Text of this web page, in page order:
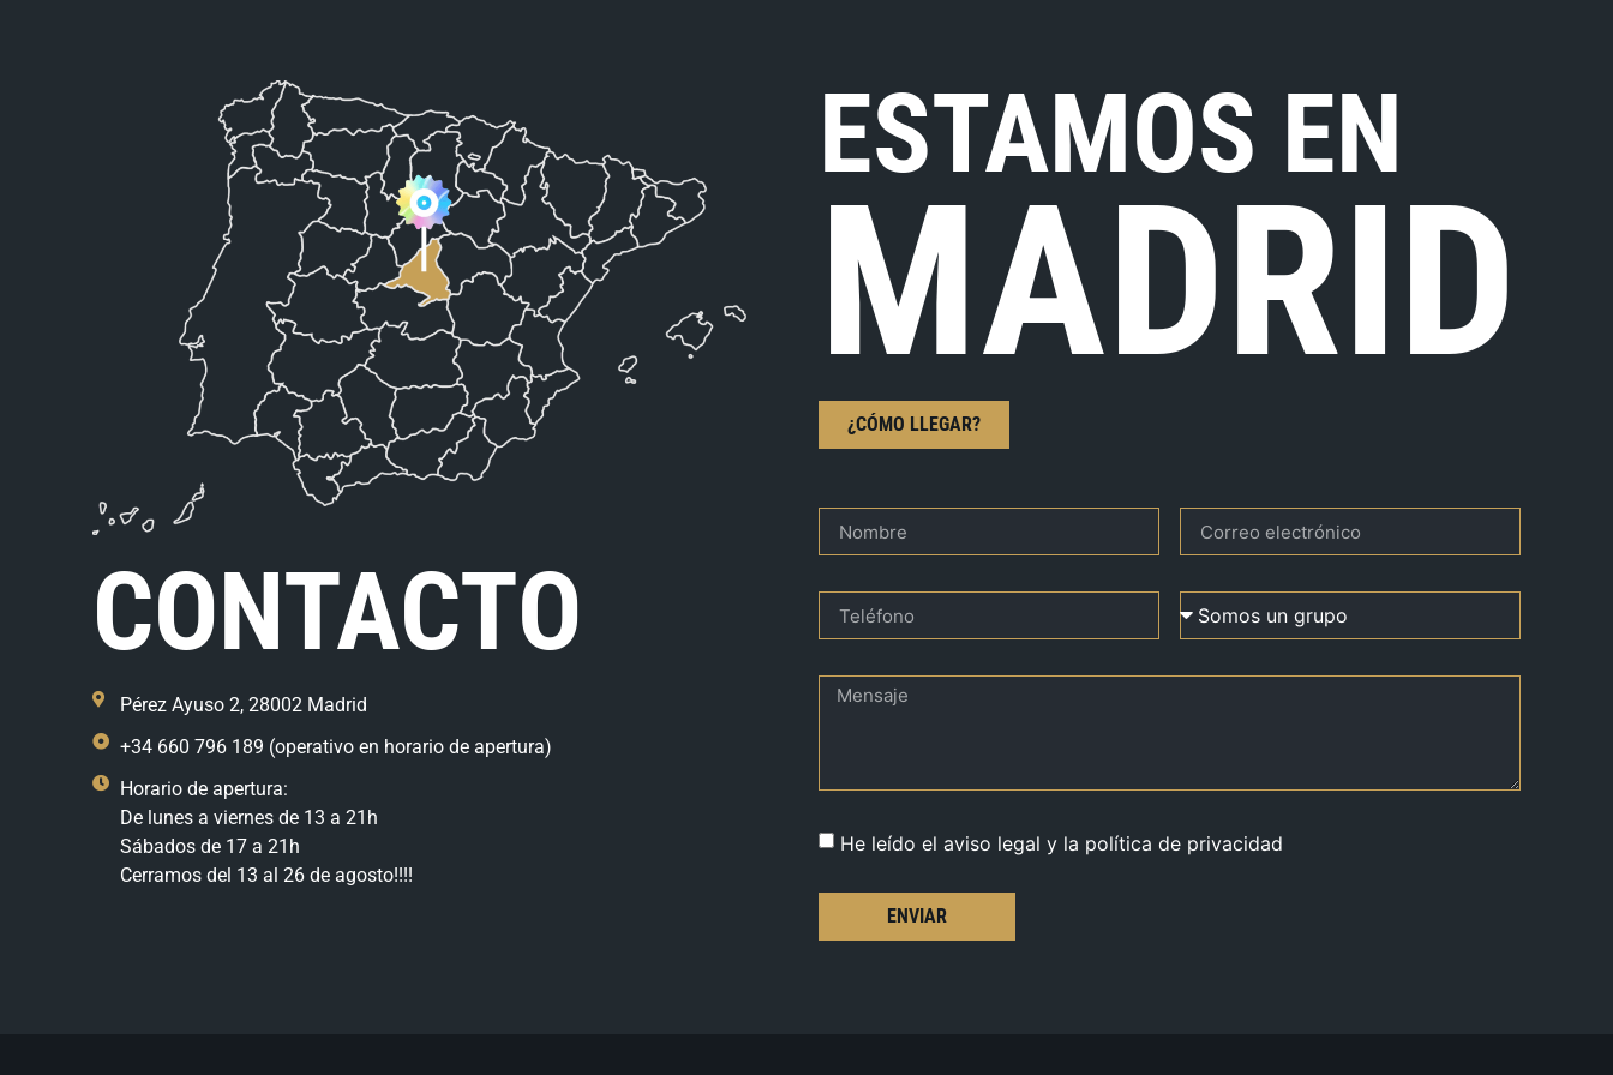
CONTACTO
Pérez Ayuso 2, 28002 Madrid
+34 660 796 189 (operativo en horario de apertura)
Horario de apertura:
De lunes a viernes de 13 a 21h
Sábados de 17 a 21h
Cerramos del 13 al 26 de agosto!!!!
ESTAMOS EN
MADRID
¿CÓMO LLEGAR?
He leído el aviso legal y la política de privacidad
ENVIAR